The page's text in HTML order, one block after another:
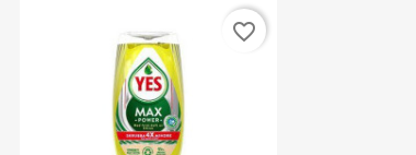
favorite_border